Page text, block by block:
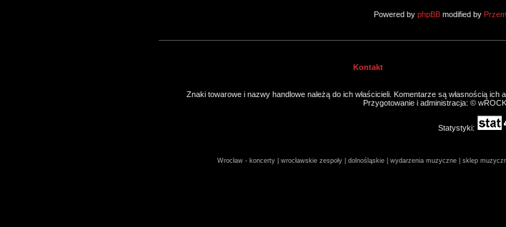
Powered by phpBBmodified by
Kontakt
Znaki towarowe i nazwy handlowe należą do ich właścicieli. Komentarze są własnością
Przygotowanie i administracja: ©
Statystyki:
Wrocław - koncerty | wrocławskie zespoły | dolnośląskie | wydarzenia muzyczne | sklep